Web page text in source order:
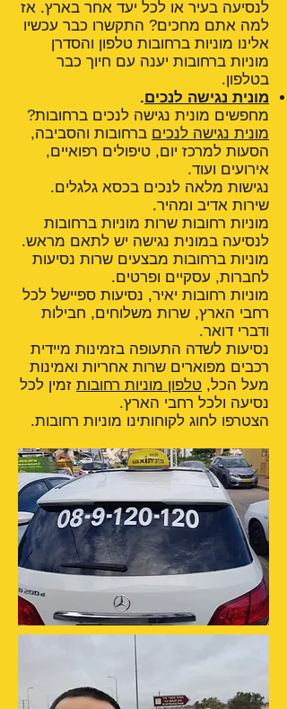
לנסיעה בעיר או לכל יעד אחר בארץ. אז
למה אתם מחכים? התקשרו כבר עכשיו
אלינו מוניות ברחובות טלפון והסדרן
מוניות ברחובות יענה עם חיוך כבר
בטלפון.
מונית נגישה לנכים.
מחפשים מונית נגישה לנכים ברחובות?
מונית נגישה לנכים ברחובות והסביבה,
הסעות למרכז יום, טיפולים רפואיים,
אירועים ועוד.
נגישות מלאה לנכים בכסא גלגלים.
שירות אדיב ומהיר.
מוניות רחובות שרות מוניות ברחובות
לנסיעה במונית נגישה יש לתאם מראש.
מוניות ברחובות מבצעים שרות נסיעות
לחברות, עסקיים ופרטים.
מוניות רחובות יאיר, נסיעות ספיישל לכל
רחבי הארץ, שרות משלוחים, חבילות
ודברי דואר.
נסיעות לשדה התעופה בזמינות מיידית
רכבים מפוארים שרות אחריות ואמינות
מעל הכל, טלפון מוניות רחובות זמין לכל
נסיעה ולכל רחבי הארץ.
הצטרפו לחוג לקוחותינו מוניות רחובות.